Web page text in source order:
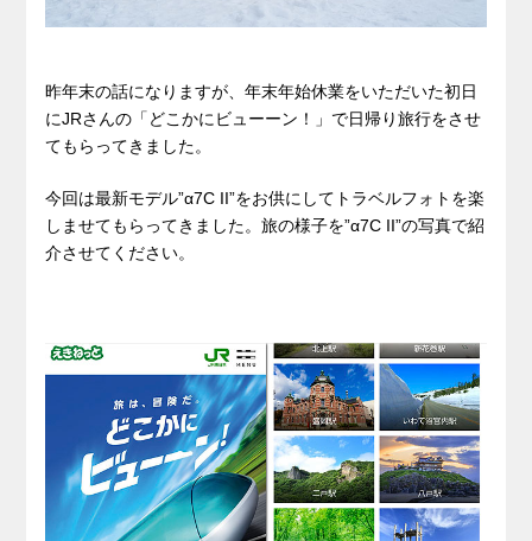
昨年末の話になりますが、年末年始休業をいただいた初日
にJRさんの「どこかにビューーン！」で日帰り旅行をさせ
てもらってきました。
今回は最新モデル”α7C II”をお供にしてトラベルフォトを楽
しませてもらってきました。旅の様子を”α7C II”の写真で紹
介させてください。